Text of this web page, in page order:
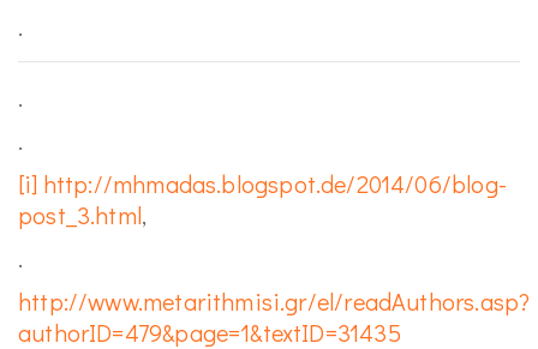
.
.
.
[i] http://mhmadas.blogspot.de/2014/06/blog-
post_3.html,
.
http://www.metarithmisi.gr/el/readAuthors.asp?
authorID=479&page=1&textID=31435